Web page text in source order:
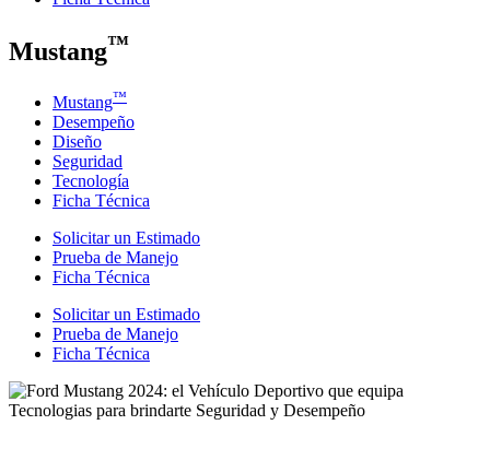
Mustang™
Mustang™
Desempeño
Diseño
Seguridad
Tecnología
Ficha Técnica
Solicitar un Estimado
Prueba de Manejo
Ficha Técnica
Solicitar un Estimado
Prueba de Manejo
Ficha Técnica